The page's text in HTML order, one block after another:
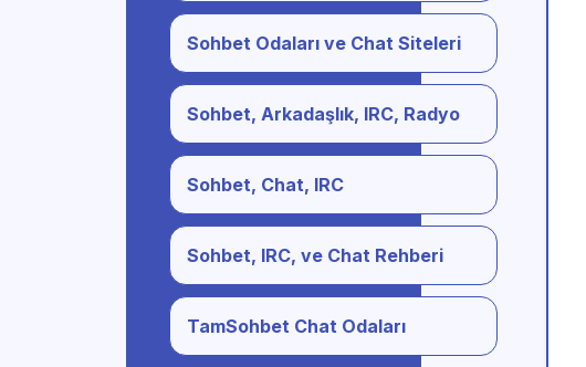
Sohbet Odaları ve Chat Siteleri
Sohbet, Arkadaşlık, IRC, Radyo
Sohbet, Chat, IRC
Sohbet, IRC, ve Chat Rehberi
TamSohbet Chat Odaları